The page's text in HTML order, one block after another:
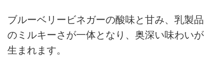
ブルーベリービネガーの酸味と甘み、乳製品
のミルキーさが一体となり、奥深い味わいが
生まれます。